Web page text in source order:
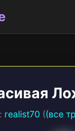
realist70 ((все